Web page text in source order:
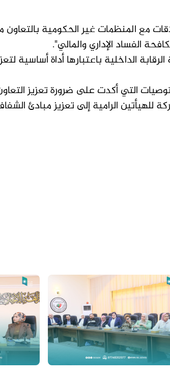
مع المنظمات غير الحكومية بالتعاون
الفساد الإداري والمالي".
الداخلية باعتبارها أداة أساسية
التي أكدت على ضرورة تعزيز
للهيأتين الرامية إلى تعزيز مبادئ